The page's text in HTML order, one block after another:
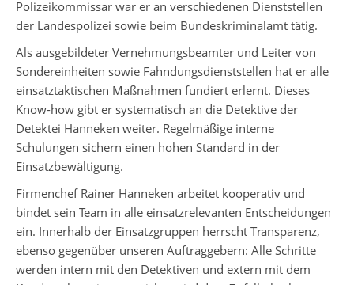
Polizeikommissar war er an verschiedenen Dienststellen
der Landespolizei sowie beim Bundeskriminalamt tätig.
Als ausgebildeter Vernehmungsbeamter und Leiter von
Sondereinheiten sowie Fahndungsdienststellen hat er alle
einsatztaktischen Maßnahmen fundiert erlernt. Dieses
Know-how gibt er systematisch an die Detektive der
Detektei Hanneken weiter. Regelmäßige interne
Schulungen sichern einen hohen Standard in der
Einsatzbewältigung.
Firmenchef Rainer Hanneken arbeitet kooperativ und
bindet sein Team in alle einsatzrelevanten Entscheidungen
ein. Innerhalb der Einsatzgruppen herrscht Transparenz,
ebenso gegenüber unseren Auftraggebern: Alle Schritte
werden intern mit den Detektiven und extern mit dem